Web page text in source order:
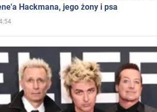
Hackmana, jego żony i psa